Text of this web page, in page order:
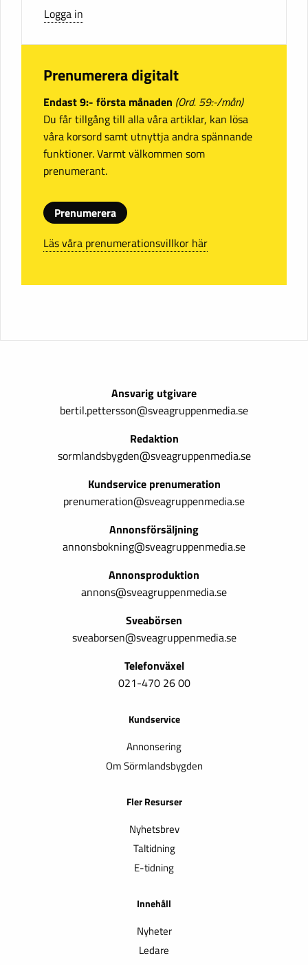
Logga in
Prenumerera digitalt
Endast 9:- första månaden (Ord. 59:-/mån)
Du får tillgång till alla våra artiklar, kan lösa
våra korsord samt utnyttja andra spännande
funktioner. Varmt välkommen som
prenumerant.
Prenumerera
Läs våra prenumerationsvillkor här
Ansvarig utgivare
bertil.pettersson@sveagruppenmedia.se
Redaktion
sormlandsbygden@sveagruppenmedia.se
Kundservice prenumeration
prenumeration@sveagruppenmedia.se
Annonsförsäljning
annonsbokning@sveagruppenmedia.se
Annonsproduktion
annons@sveagruppenmedia.se
Sveabörsen
sveaborsen@sveagruppenmedia.se
Telefonväxel
021-470 26 00
Kundservice
Annonsering
Om Sörmlandsbygden
Fler Resurser
Nyhetsbrev
Taltidning
E-tidning
Innehåll
Nyheter
Ledare